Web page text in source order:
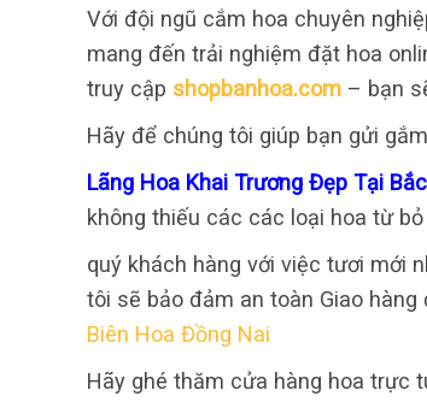
Với đội ngũ cắm hoa chuyên
mang đến trải nghiệm đặt hoa
truy cập shopbanhoa.com – bạn
Hãy để chúng tôi giúp bạn gửi
Lãng Hoa Khai Trương Đẹp Tại
không thiếu các các loại hoa từ
quý khách hàng với việc tươi mới
tôi sẽ bảo đảm an toàn Giao
Biên Hoa Đồng Nai
Hãy ghé thăm cửa hàng hoa trực